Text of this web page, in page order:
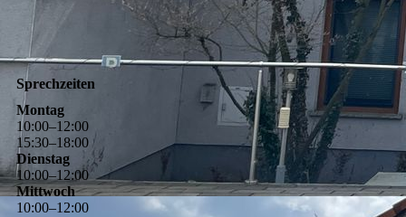
Sprechzeiten
Montag
10:00–12:00
15:30–18:00
Dienstag
10:00–12:00
Mittwoch
10:00–12:00